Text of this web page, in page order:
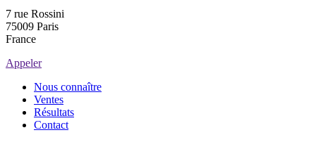
7 rue Rossini
75009 Paris
France
Appeler
Nous connaître
Ventes
Résultats
Contact